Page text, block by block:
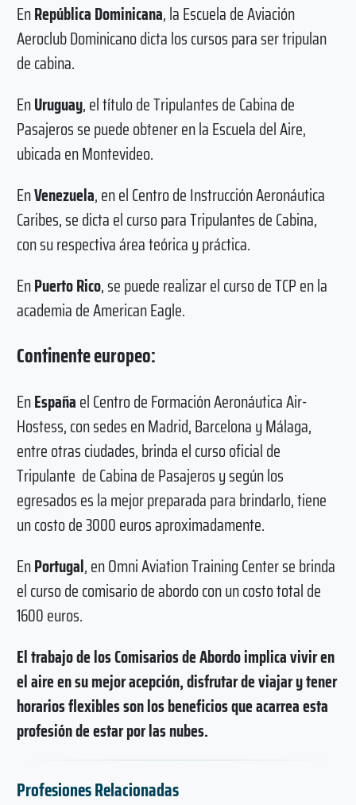
EnRepública Dominicana, la Escuela de Aviación
Aeroclub Dominicano dicta los cursos para ser tripulan
de cabina.
EnUruguay, el título de Tripulantes de Cabina de
Pasajeros se puede obtener en la Escuela del Aire,
ubicada en Montevideo.
EnVenezuela, en el Centro de Instrucción Aeronáutica
Caribes, se dicta el curso para Tripulantes de Cabina,
con su respectiva área teórica y práctica.
EnPuerto Rico, se puede realizar el curso de TCP en la
academia de American Eagle.
Continente europeo:
EnEspañael Centro de Formación Aeronáutica Air-
Hostess, con sedes en Madrid, Barcelona y Málaga,
entre otras ciudades, brinda el curso oficial de
Tripulante de Cabina de Pasajeros y según los
egresados es la mejor preparada para brindarlo, tiene
un costo de 3000 euros aproximadamente.
EnPortugal, en Omni Aviation Training Center se brinda
el curso de comisario de abordo con un costo total de
1600 euros.
El trabajo de los Comisarios de Abordo implica vivir en
el aire en su mejor acepción, disfrutar de viajar y tener
horarios flexibles son los beneficios que acarrea esta
profesión de estar por las nubes.
Profesiones Relacionadas